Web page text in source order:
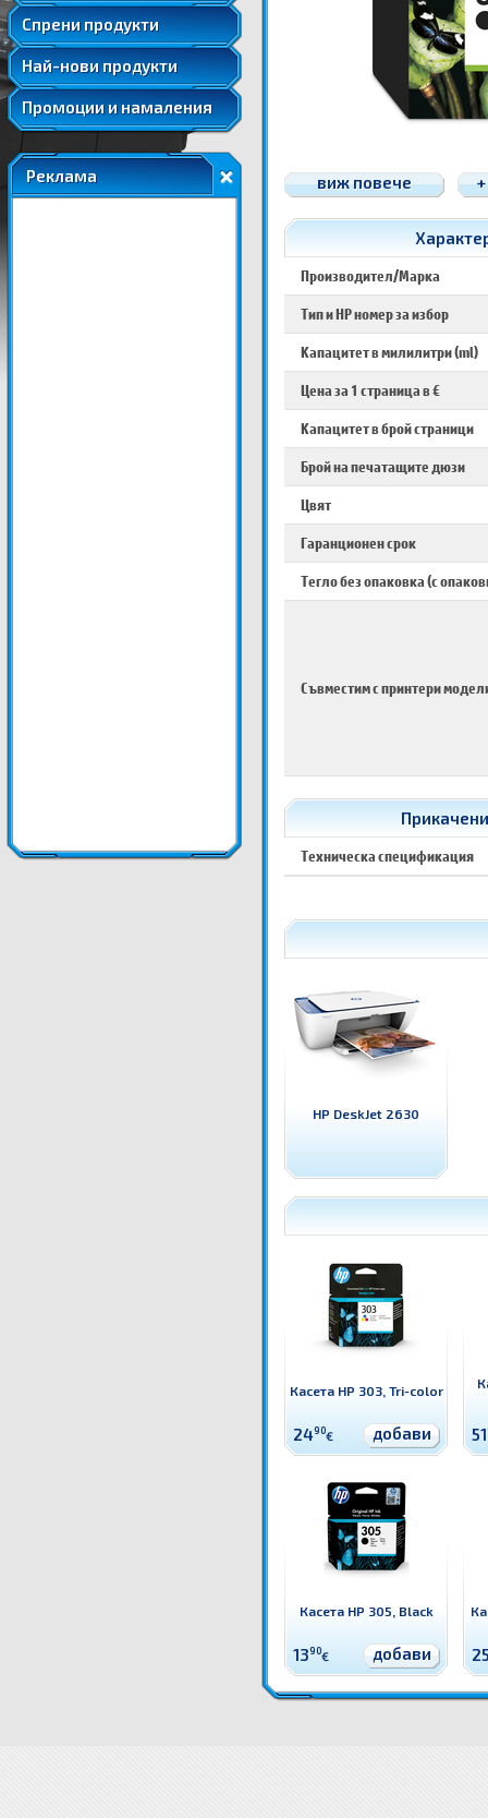
Спрени продукти
Удължени и допълнителни гаранции
Най-нови продукти
Промоции и намаления
Реклама виж повече
Производител/Марка
Тип и HP номер за избор
Капацитет в милилитри (ml)
Цена за 1 страница в €
Капацитет в брой страници
Брой на печатащите дюзи
Цвят
Гаранционен срок
Тегло без опаковка (с
Съвместим с принтери
Техническа спецификация
HP DeskJet 2630
Касета HP 303, Tri-color
2490€ добави 51
Касета HP 305, Black
1390€ добави